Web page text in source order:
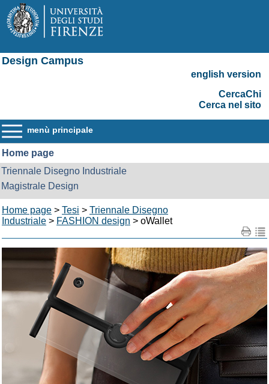
Design Campus
english version
CercaChi
Cerca nel sito
menù principale
Home page
Triennale Disegno Industriale
Magistrale Design
Home page > Tesi > Triennale Disegno
Industriale > FASHION design > oWallet